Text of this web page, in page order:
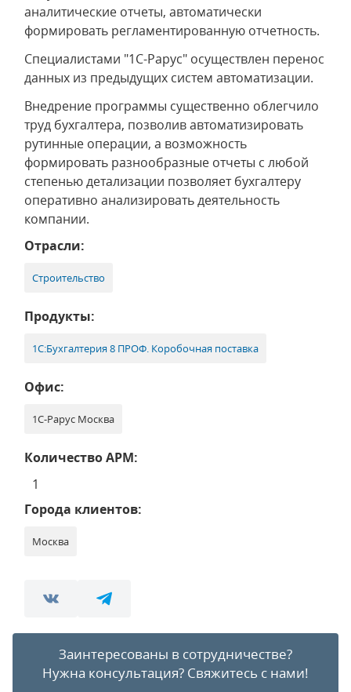
аналитические отчеты, автоматически
формировать регламентированную отчетность.
Специалистами "1С-Рарус" осуществлен перенос
данных из предыдущих систем автоматизации.
Внедрение программы существенно облегчило
труд бухгалтера, позволив автоматизировать
рутинные операции, а возможность
формировать разнообразные отчеты с любой
степенью детализации позволяет бухгалтеру
оперативно анализировать деятельность
компании.
Отрасли:
Строительство
Продукты:
1С:Бухгалтерия 8 ПРОФ. Коробочная поставка
Офис:
1С-Рарус Москва
Количество АРМ:
1
Города клиентов:
Москва
Заинтересованы в сотрудничестве?
Нужна консультация? Свяжитесь с нами!